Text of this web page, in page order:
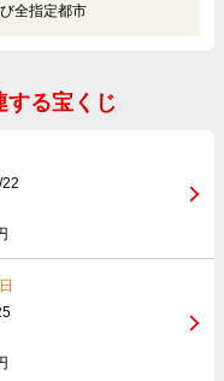
全指定都市
する宝くじ
日